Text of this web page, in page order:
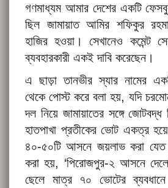
গণমাধ্যম আমার দেশের একটি
ছিল জামায়াত আমির শফিকুর
হাজির হওয়া। সেখানেও কমেন্ট
ব্যবহারকারী একই দাবি করেছেন।
এ ছাড়া তানভীর স্যার নামের
থেকে পোস্ট করে বলা হয়, যদি
দল নিয়ে জামায়াতের সঙ্গে জোটবদ্ধ
হাতপাখা প্রতীকের ভোট একত্র
৪০-৫০টি আসনে জয়লাভ করা
করা হয়, ‘পিরোজপুর-২ আসনে
ছেলে মাত্র ৭০ ভোটের